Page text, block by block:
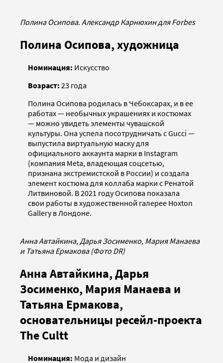
Полина Осипова. Александр Карнюхин для Forbes
Полина Осипова, художница
Номинация: Искусство
Возраст: 23 года
Полина Осипова родилась в Чебоксарах, и в ее
работах — необычных украшениях и костюмах
— можно увидеть элементы чувашской
культуры. Она успела посотрудничать с Gucci —
выпустила виртуальную маску для
официального аккаунта марки в Instagram
(компания Meta, владеющая соцсетью,
признана экстремистской в России) и создала
элемент костюма для коллаба марки с Ренатой
Литвиновой. В 2021 году Осипова показала
свои работы в художественной галерее Hoxton
Gallery в Лондоне.
Анна Автайкина, Дарья Зосименко, Мария Манаева
и Татьяна Ермакова (Фото DR)
Анна Автайкина, Дарья
Зосименко, Мария Манаева и
Татьяна Ермакова,
основательницы ресейл-проекта
The Cultt
Номинация: Мода и дизайн